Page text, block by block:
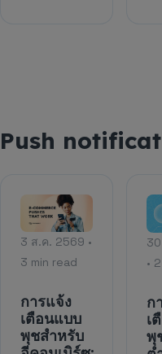
Push
3 ส.ค. 2569 •
3 min read
การแจ้ง
เตือนแบบ
พุชสำหรับ
•
ก
เ
พุ